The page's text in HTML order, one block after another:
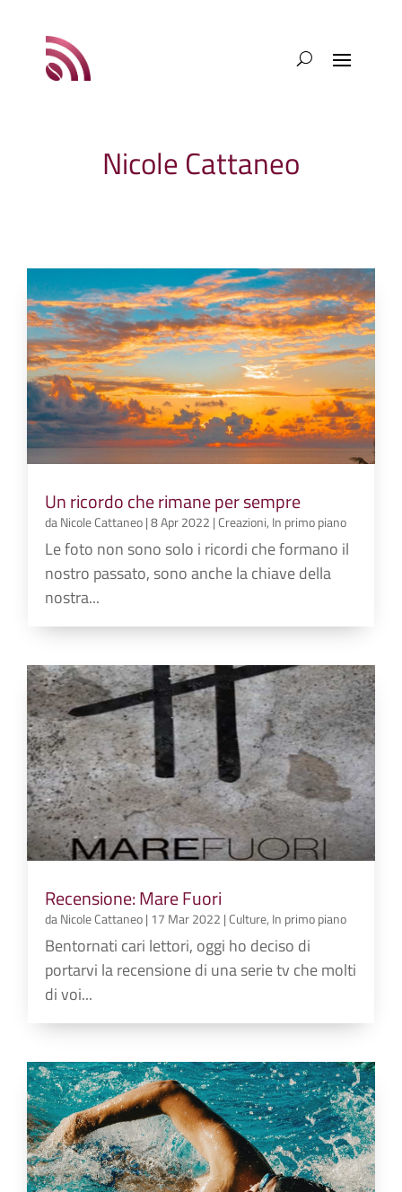
Nicole Cattaneo
Un ricordo che rimane per sempre
daNicole Cattaneo|8 Apr 2022 |Creazioni, In primo piano
Le foto non sono solo i ricordi che formano il
nostro passato, sono anche la chiave della
nostra...
Recensione: Mare Fuori
daNicole Cattaneo| 17 Mar 2022 |Culture, In primo piano
Bentornati cari lettori, oggi ho deciso di
portarvi la recensione di una serie tv che molti
di voi...